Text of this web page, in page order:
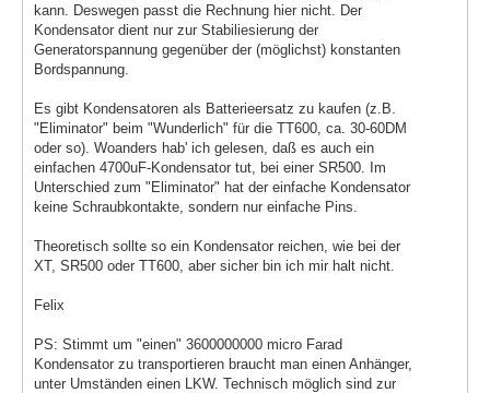
kann. Deswegen passt die Rechnung hier nicht. Der
Kondensator dient nur zur Stabiliesierung der
Generatorspannung gegenüber der (möglichst) konstanten
Bordspannung.
Es gibt Kondensatoren als Batterieersatz zu kaufen (z.B.
"Eliminator" beim "Wunderlich" für die TT600, ca. 30-60DM
oder so). Woanders hab' ich gelesen, daß es auch ein
einfachen 4700uF-Kondensator tut, bei einer SR500. Im
Unterschied zum "Eliminator" hat der einfache Kondensator
keine Schraubkontakte, sondern nur einfache Pins.
Theoretisch sollte so ein Kondensator reichen, wie bei der
XT, SR500 oder TT600, aber sicher bin ich mir halt nicht.
Felix
PS: Stimmt um "einen" 3600000000 micro Farad
Kondensator zu transportieren braucht man einen Anhänger,
unter Umständen einen LKW. Technisch möglich sind zur